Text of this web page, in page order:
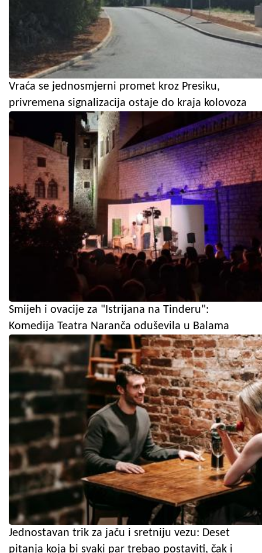
Vraća se jednosmjerni promet kroz Presiku,
privremena signalizacija ostaje do kraja kolovoza
Smijeh i ovacije za "Istrijana na Tinderu":
Komedija Teatra Naranča oduševila u Balama
Jednostavan trik za jaču i sretniju vezu: Deset
pitanja koja bi svaki par trebao postaviti, čak i